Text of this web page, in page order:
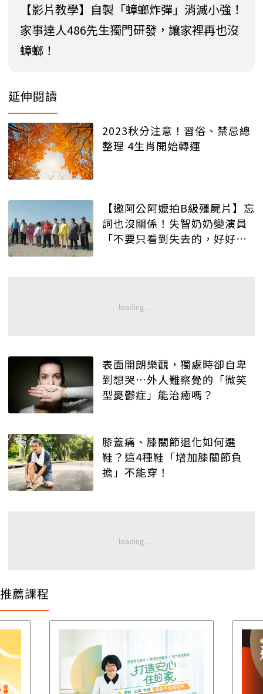
【影片教學】自製「蟑螂炸彈」消滅小強！
家事達人486先生獨門研發，讓家裡再也沒
蟑螂！
延伸閱讀
2023秋分注意！習俗、禁忌總
整理 4生肖開始轉運
【邀阿公阿嬤拍B級殭屍片】忘
詞也沒關係！失智奶奶變演員
「不要只看到失去的，好好欣
表面開朗樂觀，獨處時卻自卑
到想哭…外人難察覺的「微笑
型憂鬱症」能治癒嗎？
膝蓋痛、膝關節退化如何選
鞋？這4種鞋「增加膝關節負
擔」不能穿！
推薦課程